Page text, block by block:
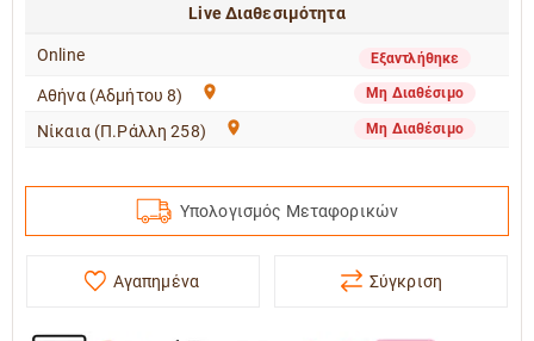
Live Διαθεσιμότητα
Online Εξαντλήθηκε
Αθήνα (Αδμήτου 8) Μη Διαθέσιμο
Νίκαια (Π.Ράλλη 258) Μη Διαθέσιμο
Υπολογισμός Μεταφορικών
Αγαπημένα Σύγκριση